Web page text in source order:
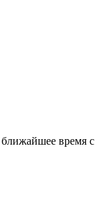
время с